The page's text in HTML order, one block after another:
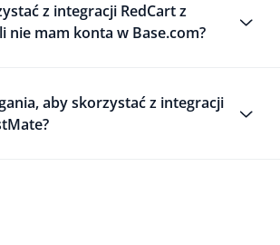
z integracji RedCart z
nie mam konta w Base.com?
aby skorzystać z integracji